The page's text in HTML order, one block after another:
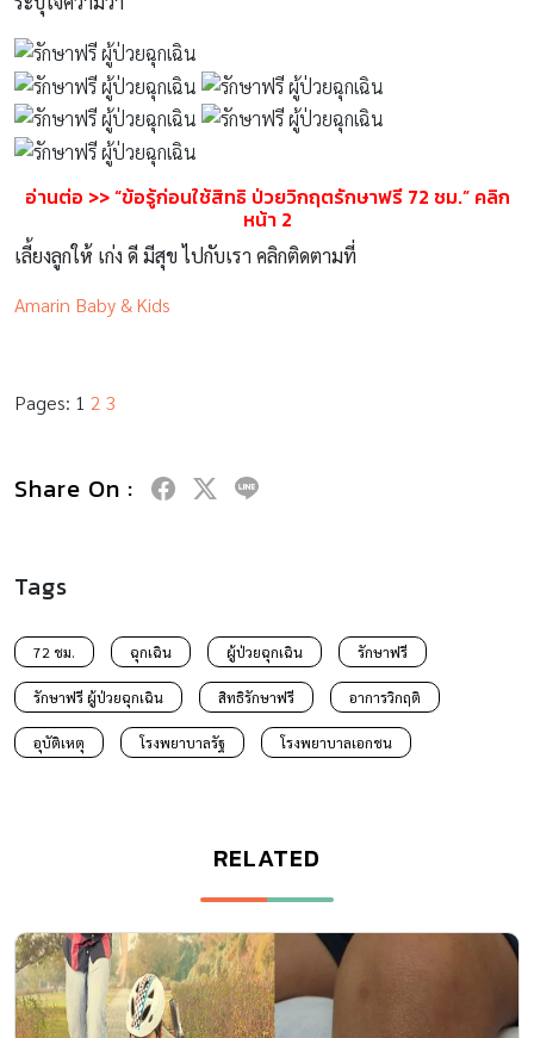
อ่านต่อ >> “ข้อรู้ก่อนใช้สิทธิ ป่วยวิกฤตรักษาฟรี 72 ชม.” คลิก
หน้า 2
เลี้ยงลูกให้ เก่ง ดี มีสุข ไปกับเรา คลิกติดตามที่
Amarin Baby & Kids
Pages: 1 2 3
Share On :
Tags
72 ชม. ฉุกเฉิน ผู้ป่วยฉุกเฉิน รักษาฟรี
รักษาฟรี ผู้ป่วยฉุกเฉิน สิทธิรักษาฟรี อาการวิกฤติ
อุบัติเหตุ โรงพยาบาลรัฐ โรงพยาบาลเอกชน
RELATED